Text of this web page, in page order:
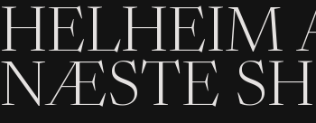
HELHEIM
NÆSTE